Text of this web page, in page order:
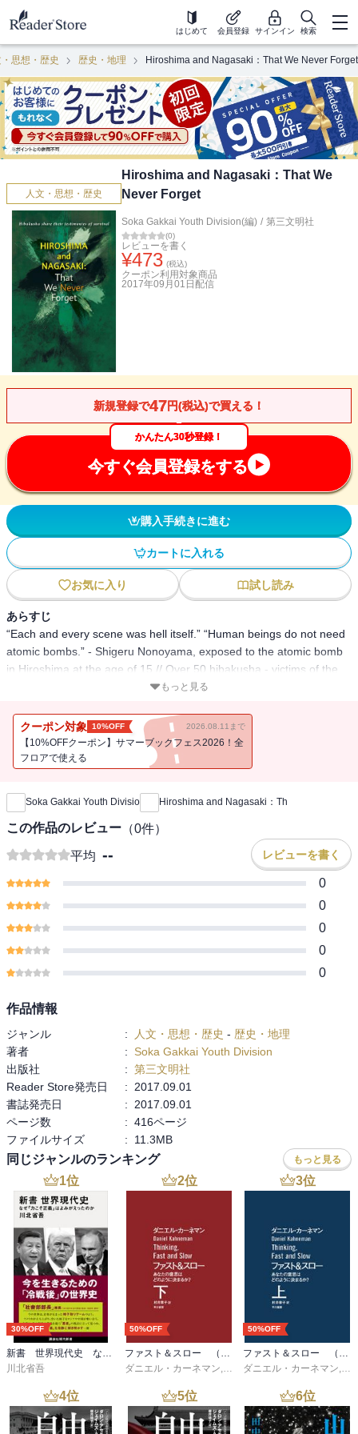
はじめて 会員登録 サインイン 検索
思想・歴史 歴史・地理 Hiroshima and Nagasaki：That We Never Forget
人文・思想・歴史
Hiroshima and Nagasaki：That We
Never Forget
Soka Gakkai Youth Division(編) / 第三文明社
(0)
レビューを書く
¥473 (税込)
クーポン利用対象商品
2017年09月01日 配信
新規登録で47円(税込)で買える！
かんたん30秒登録！
今すぐ会員登録をする
購入手続きに進む
カートに入れる
お気に入り 試し読み
あらすじ
“Each and every scene was hell itself.” “Human beings do not need
atomic bombs.” - Shigeru Nonoyama, exposed to the atomic bomb
in Hiroshima at the age of 15 // Over 50 hibakusha - victims of the
atomic bombs dropped on Hiroshima and Nagasaki on August 6 and
those fateful days and their hellish aftermath. Today, more than 70
years later, it is a challenge to keep alive an understanding of the
true nature of nuclear weapons and their human toll. This book is a
the sake of peace. Accounts by women and men from Hiroshima
are presented in separate sections, enabling the reader to gain a
uniquely gendered perspective of the different ways the bombing
affected survivors’ lives. These firsthand accounts give a chilling
picture of the horror that nuclear weapons inflict. Survivors describe
disfiguring and agonizing burns, and how radiation exposure causes
pain, anxiety and discriminatory attitudes that last a lifetime as well
もっと見る
クーポン対象 10%OFF 2026.08.11まで
【10%OFFクーポン】サマーブックフェス2026！全
フロアで使える
新刊通知
Soka Gakkai Youth Divisio Hiroshima and Nagasaki：Th
この作品のレビュー （0件）
平均 -- レビューを書く
0
0
0
0
0
作品情報
ジャンル : 人文・思想・歴史 - 歴史・地理
著者
:
Soka Gakkai Youth Division
出版社
: 第三文明社
Reader Store発売日
:
2017.09.01
書誌発売日
:
2017.09.01
ページ数
: 416ページ
ファイルサイズ
: 11.3MB
同じジャンルのランキング もっと見る
1位
30%OFF
新書 世界現代史 なぜ「力こそ正義」はよみがえったのか
川北省吾
2位
50%OFF
ファスト＆スロー （下）
ダニエル・カーネマン, 村井章子
3位
50%OFF
ファスト＆スロー （上）
ダニエル・カーネマン, 村
4位 5位 6位